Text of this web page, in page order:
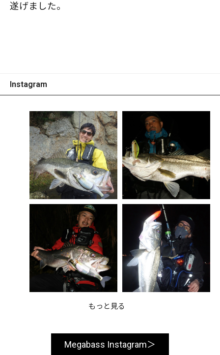
遂げました。
Instagram
もっと見る
Megabass Instagram